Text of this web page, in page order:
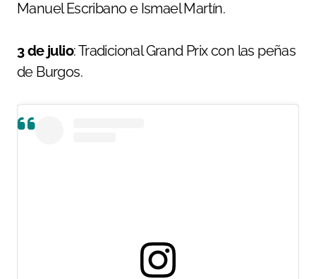
Manuel Escribano e Ismael Martín.
3 de julio: Tradicional Grand Prix con las peñas
de Burgos.